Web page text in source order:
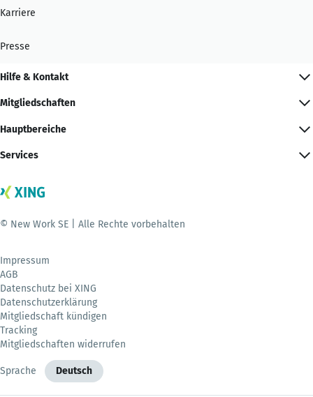
Karriere
Presse
Hilfe & Kontakt
Mitgliedschaften
Hauptbereiche
Services
© New Work SE | Alle Rechte vorbehalten
Impressum
AGB
Datenschutz bei XING
Datenschutzerklärung
Mitgliedschaft kündigen
Tracking
Mitgliedschaften widerrufen
Sprache Deutsch